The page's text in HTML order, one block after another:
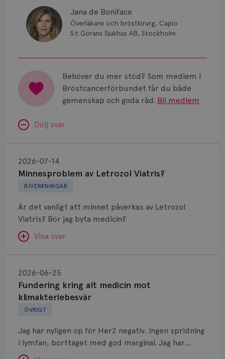
Jana de Boniface
Överläkare och bröstkirurg, Capio
S:t Görans Sjukhus AB, Stockholm
Behöver du mer stöd? Som medlem i
Bröstcancerförbundet får du både
gemenskap och goda råd. Bli medlem
Dölj svar
BIVERKNINGAR
Minnesproblem av Letrozol Viatris?
2026-07-14
Är det vanligt att minnet påverkas av Letrozol
Viatris? Bör jag byta medicin?
Visa svar
SVAR:
Hej. Oavsett vilken hormonsänkande behandling
(men även cytostatika) man får så kan en del
uppleva negativ påverkan på minnet. Prata din
märke eller annan aromatashämmare. Det kan ofta
vara bra att ha en paus först, för att se att
Letrozol
Viatris?
ÖVRIGT
Fundering kring alt medicin mot
klimakteriebesvär
2026-06-25
Jag har nyligen op för Her2 negativ. Ingen spridning
i lymfan, borttaget med god marginal. Jag har
genomgått en 5 dagars strålning och är färdig
kring
medicin
Vätska